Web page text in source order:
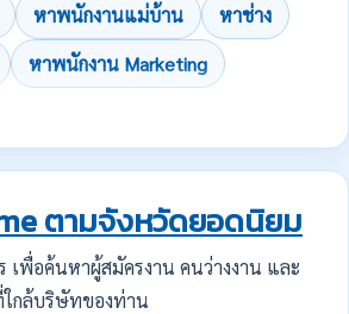
หาพนักงานแม่บ้าน
หาช่าง
หาพนักงาน Marketing
ตามจังหวัดยอดนิยม
เพื่อค้นหาผู้สมัครงาน คนว่างงาน และ
กล้บริษัทของท่าน